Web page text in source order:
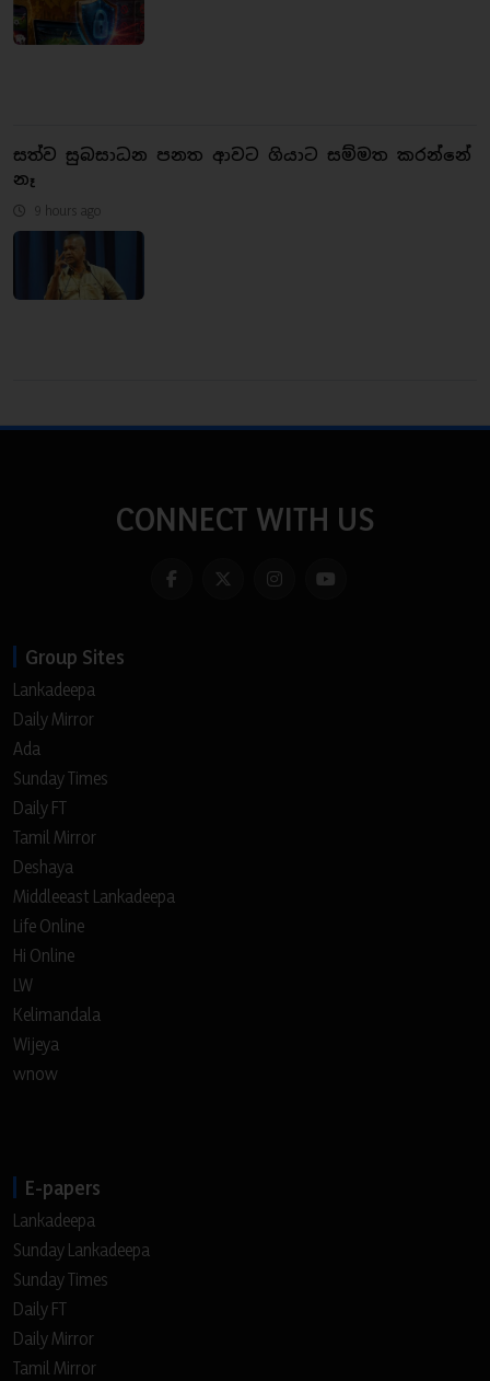
සත්ව සුබසාධන පනත ආවට ගියාට සම්මත කරන්නේ
නෑ
9 hours ago
CONNECT WITH US
Group Sites
Lankadeepa
Daily Mirror
Ada
Sunday Times
Daily FT
Tamil Mirror
Deshaya
Middleeast Lankadeepa
Life Online
Hi Online
LW
Kelimandala
Wijeya
wnow
E-papers
Lankadeepa
Sunday Lankadeepa
Sunday Times
Daily FT
Daily Mirror
Tamil Mirror